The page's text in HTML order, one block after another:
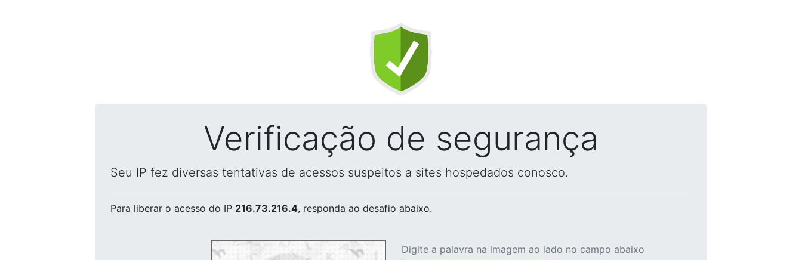
Verificação de segurança
Seu IP fez diversas tentativas de acessos suspeitos a sites hospedados conosco.
Para liberar o acesso do IP 216.73.216.4, responda ao desafio abaixo.
Digite a palavra na imagem ao lado no campo abaixo